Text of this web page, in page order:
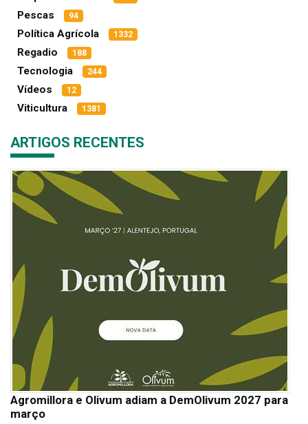
Pescas 94
Política Agrícola 1332
Regadio 188
Tecnologia 244
Vídeos 12
Viticultura 1381
ARTIGOS RECENTES
Agromillora e Olivum adiam a DemOlivum 2027 para
março